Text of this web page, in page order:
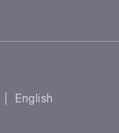
English